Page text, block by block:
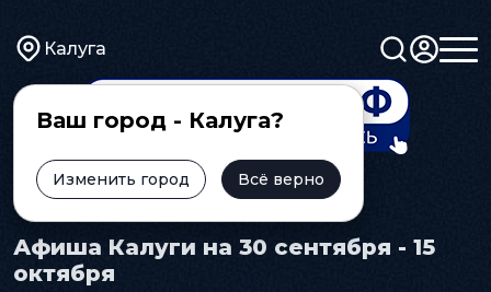
Калуга
Ваш город - Калуга?
Изменить город Всё верно
Главная Афиша
Афиша Калуги на 30 сентября - 15
октября